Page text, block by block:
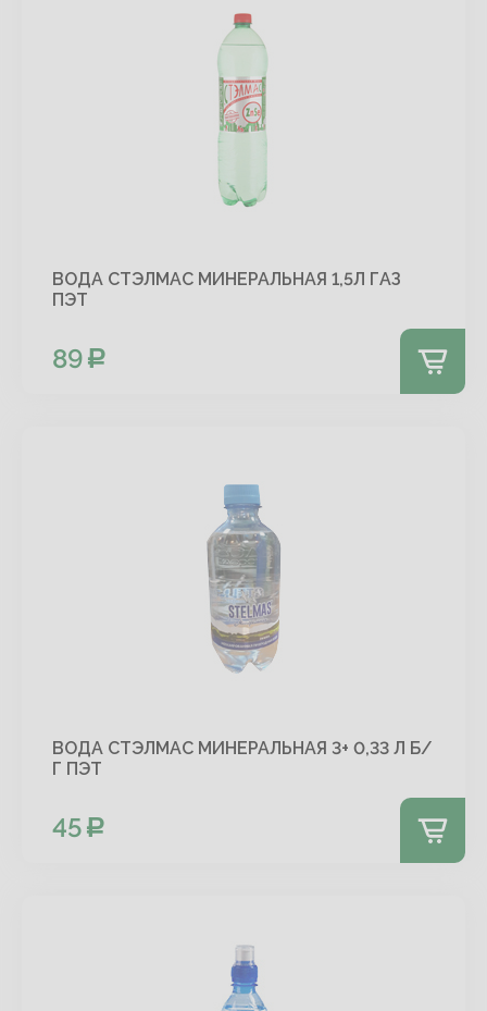
ВОДА СТЭЛМАС МИНЕРАЛЬНАЯ 1,5Л ГАЗ
ПЭТ
89
ВОДА СТЭЛМАС МИНЕРАЛЬНАЯ 3+ 0,33 Л Б/
Г ПЭТ
45